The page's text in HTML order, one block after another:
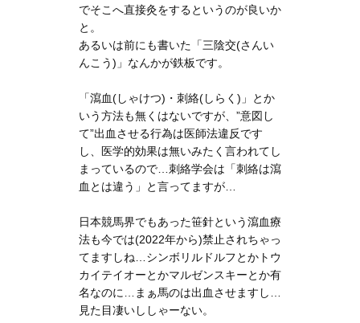
でそこへ直接灸をするというのが良いか
と。
あるいは前にも書いた「三陰交(さんい
んこう)」なんかが鉄板です。
「瀉血(しゃけつ)・刺絡(しらく)」とか
いう方法も無くはないですが、”意図し
て”出血させる行為は医師法違反です
し、医学的効果は無いみたく言われてし
まっているので…刺絡学会は「刺絡は瀉
血とは違う」と言ってますが…
日本競馬界でもあった笹針という瀉血療
法も今では(2022年から)禁止されちゃっ
てますしね…シンボリルドルフとかトウ
カイテイオーとかマルゼンスキーとか有
名なのに…まぁ馬のは出血させますし…
見た目凄いししゃーない。